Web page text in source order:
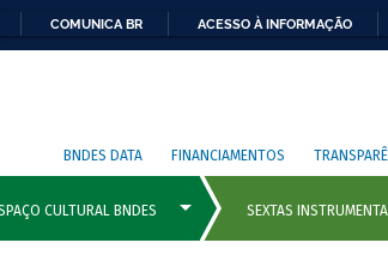
COMUNICA BR ACESSO À INFORMAÇÃO
BNDES DATA FINANCIAMENTOS